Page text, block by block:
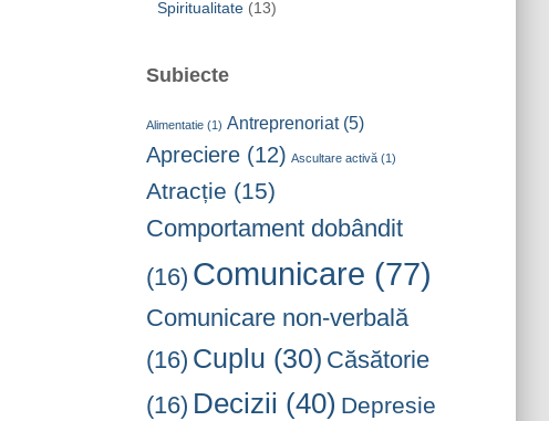
Spiritualitate(13)
Subiecte
Alimentatie(1) Antreprenoriat(5)
Apreciere(12) Ascultare activă(1)
Atracție (15)
Comportament dobândit
(16) Comunicare (77)
Comunicare non-verbală
(16) Cuplu (30) Căsătorie
(16) Decizii (40) Depresie